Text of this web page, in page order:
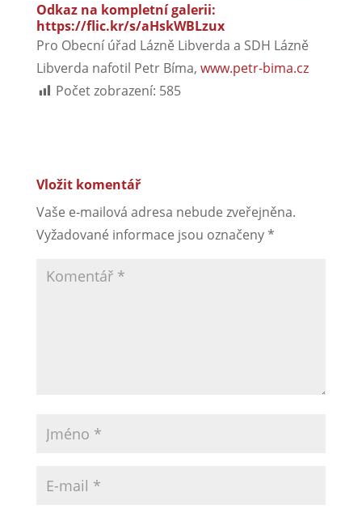
Odkaz na kompletní galerii:
https://flic.kr/s/aHskWBLzux
Pro Obecní úřad Lázně Libverda a SDH Lázně
Libverda nafotil Petr Bíma, www.petr-bima.cz
Počet zobrazení: 585
Vložit komentář
Vaše e-mailová adresa nebude zveřejněna.
Vyžadované informace jsou označeny*